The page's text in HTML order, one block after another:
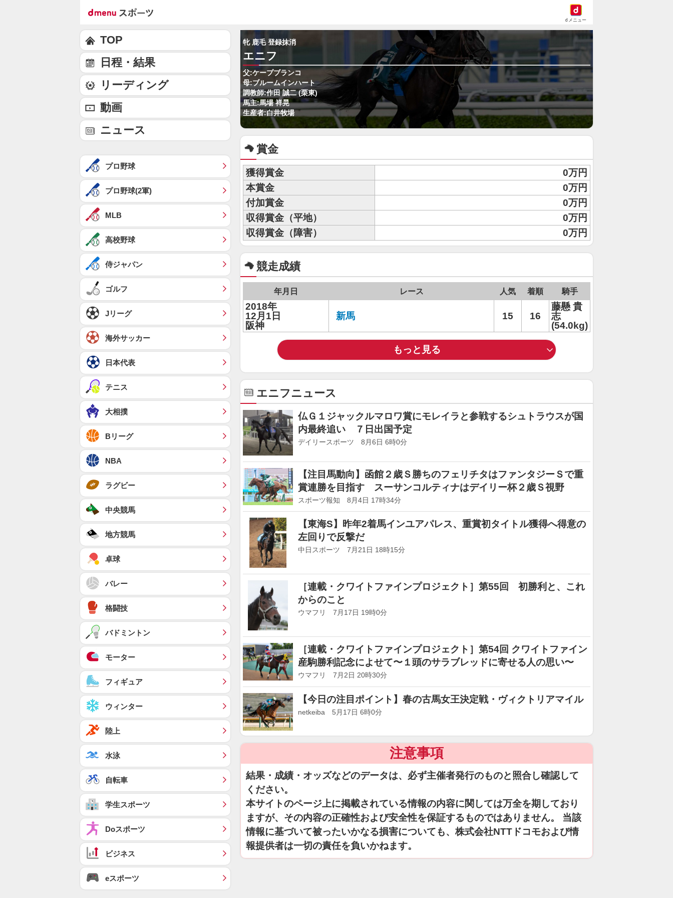
dメニュー
牝 鹿毛 登録抹消
エニフ
父:ケープブランコ
母:ブルームインハート
調教師:作田 誠二 (栗東)
馬主:馬場 祥晃
生産者:白井牧場
賞金
獲得賞金
0万円
本賞金
0万円
付加賞金
0万円
収得賞金（平地）
0万円
収得賞金（障害）
0万円
競走成績
年月日 レース 人気 着順 騎手
2018年
12月1日
阪神
新馬 15 16
藤懸 貴
志
(54.0kg)
もっと見る
エニフニュース
仏Ｇ１ジャックルマロワ賞にモレイラと参戦するシュトラウスが国
内最終追い ７日出国予定
デイリースポーツ 8月6日 6時0分
【注目馬動向】函館２歳Ｓ勝ちのフェリチタはファンタジーＳで重
賞連勝を目指す スーサンコルティナはデイリー杯２歳Ｓ視野
スポーツ報知 8月4日 17時34分
【東海S】昨年2着馬インユアパレス、重賞初タイトル獲得へ得意の
左回りで反撃だ
中日スポーツ 7月21日 18時15分
［連載・クワイトファインプロジェクト］第55回 初勝利と、これ
からのこと
ウマフリ 7月17日 19時0分
［連載・クワイトファインプロジェクト］第54回 クワイトファイン
産駒勝利記念によせて〜１頭のサラブレッドに寄せる人の思い〜
ウマフリ 7月2日 20時30分
【今日の注目ポイント】春の古馬女王決定戦・ヴィクトリアマイル
netkeiba 5月17日 6時0分
注意事項
結果・成績・オッズなどのデータは、必ず主催者発行のものと照合し確認して
ください。
本サイトのページ上に掲載されている情報の内容に関しては万全を期しており
ますが、その内容の正確性および安全性を保証するものではありません。 当該
情報に基づいて被ったいかなる損害についても、株式会社NTTドコモおよび情
報提供者は一切の責任を負いかねます。
TOP
日程・結果
リーディング
動画
ニュース
プロ野球
プロ野球(2軍)
MLB
高校野球
侍ジャパン
ゴルフ
Jリーグ
海外サッカー
日本代表
テニス
大相撲
Bリーグ
NBA
ラグビー
中央競馬
地方競馬
卓球
バレー
格闘技
バドミントン
モーター
フィギュア
ウィンター
陸上
水泳
自転車
学生スポーツ
Doスポーツ
ビジネス
eスポーツ